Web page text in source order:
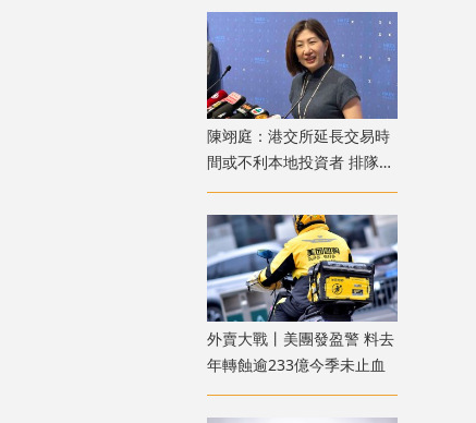
陳翊庭：港交所延長交易時
間或不利本地投資者 排隊上
市公司數量創新高
外賣大戰丨美團發盈警 料去
年轉蝕逾233億今季未止血